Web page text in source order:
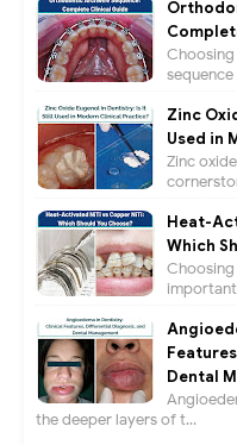
Zinc
Used in
Zinc
Heat-
Which
Dental
the deeper layers of t...